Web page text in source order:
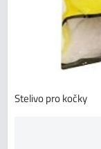
Stelivo pro kočky